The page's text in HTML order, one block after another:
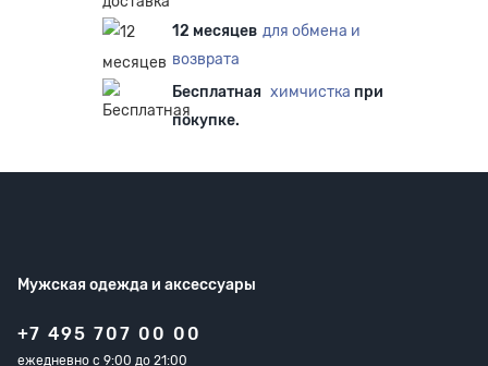
12 месяцев для обмена и
возврата
Бесплатная химчистка при
покупке.
Мужская одежда и аксессуары
+7 495 707 00 00
ежедневно с 9:00 до 21:00